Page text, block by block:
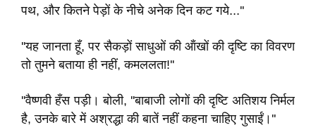
पथ, और कितने पेड़ों के नीचे अनेक दिन कट गये...''
''यह जानता हूँ, पर सैकड़ों साधुओं की ऑंखों की दृष्टि का विवरण
तो तुमने बताया ही नहीं, कमललता!''
''वैष्णवी हँस पड़ी। बोली, ''बाबाजी लोगों की दृष्टि अतिशय निर्मल
है, उनके बारे में अश्रद्धा की बातें नहीं कहना चाहिए गुसाईं।''